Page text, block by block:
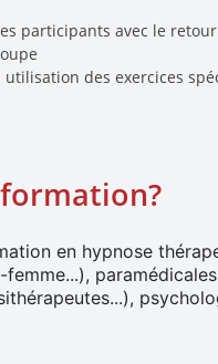
participants avec le
utilisation des exercices
en hypnose